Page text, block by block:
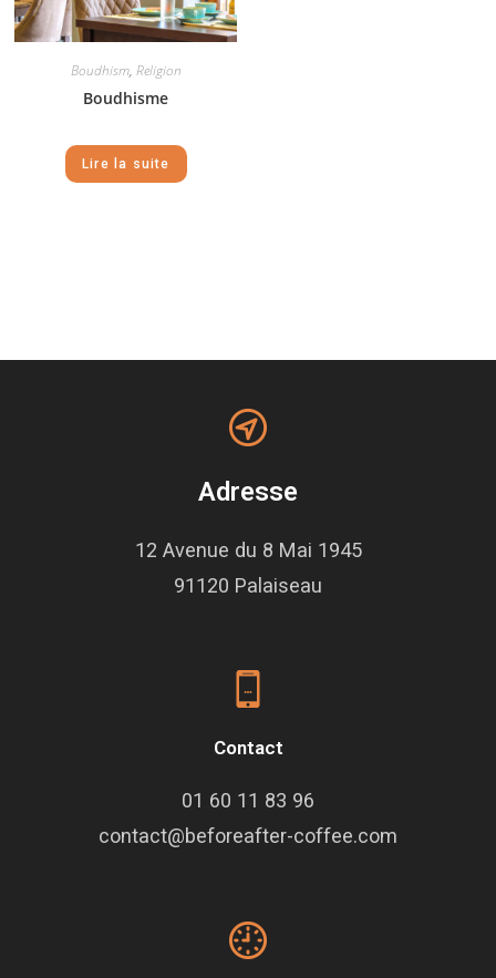
Boudhism, Religion
Boudhisme
Lire la suite
Adresse
12 Avenue du 8 Mai 1945
91120 Palaiseau
Contact
01 60 11 83 96
contact@beforeafter-coffee.com